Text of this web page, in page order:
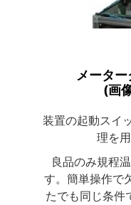
メータ
(画
装置の起動スイ
理を
良品のみ規程
す。簡単操作で
たでも同じ条件